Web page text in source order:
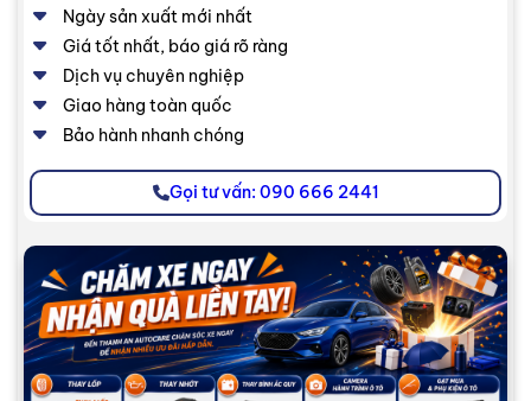
Ngày sản xuất mới nhất
Giá tốt nhất, báo giá rõ ràng
Dịch vụ chuyên nghiệp
Giao hàng toàn quốc
Bảo hành nhanh chóng
Gọi tư vấn: 090 666 2441